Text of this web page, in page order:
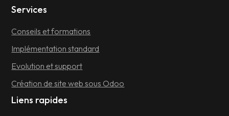
Services
Conseils et formations
Implémentation standard
Evolution et support
Création de site web sous Odoo
Liens rapides